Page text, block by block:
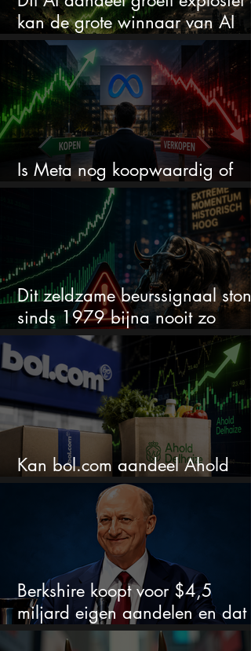
kan de grote winnaar van AI
worden
Is Meta nog koopwaardig of
wordt het tijd om te verkopen?
Dit zeldzame beurssignaal stond
sinds 1979 bijna nooit zo
extreem
Kan bol.com aandeel Ahold
nieuw leven inblazen?
Berkshire koopt voor $4,5
miljard eigen aandelen en dat
zegt veel over de waardering